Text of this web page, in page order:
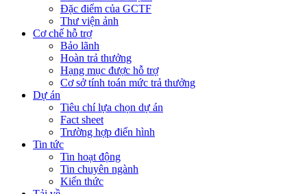
Đặc điểm của GCTF
Thư viện ảnh
Cơ chế hỗ trợ
Bảo lãnh
Hoàn trả thưởng
Hạng mục được hỗ trợ
Cơ sở tính toán mức trả thưởng
Dự án
Tiêu chí lựa chọn dự án
Fact sheet
Trường hợp điển hình
Tin tức
Tin hoạt động
Tin chuyên ngành
Kiến thức